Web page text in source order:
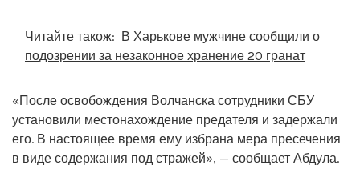
Читайте також: В Харькове мужчине сообщили о
подозрении за незаконное хранение 20 гранат
«После освобождения Волчанска сотрудники СБУ
установили местонахождение предателя и задержали
его. В настоящее время ему избрана мера пресечения
в виде содержания под стражей», — сообщает Абдула.